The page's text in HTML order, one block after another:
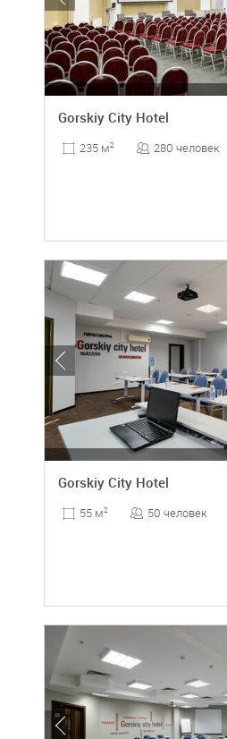
Gorskiy City Hotel
235 м2 280 человек
Gorskiy City Hotel
55 м2 50 человек